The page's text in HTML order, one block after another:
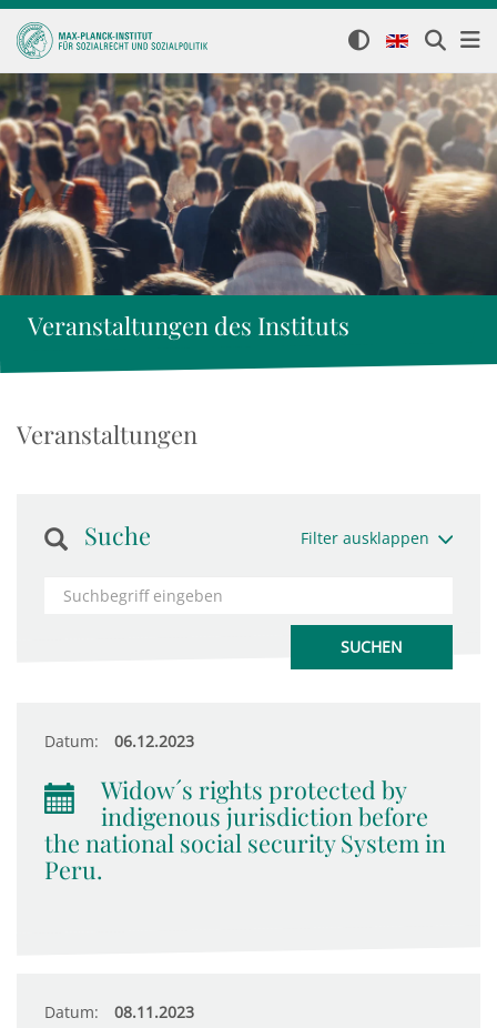
Veranstaltungen des Instituts
Veranstaltungen
Suche Filter ausklappen
Datum: 06.12.2023
Widow´s rights protected by
indigenous jurisdiction before
the national social security System in
Peru.
Datum: 08.11.2023